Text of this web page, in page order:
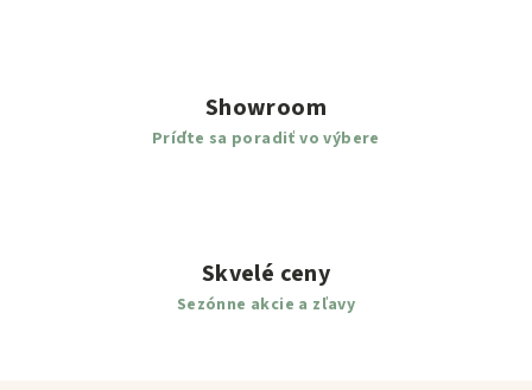
Showroom
Príďte sa poradiť vo výbere
Skvelé ceny
Sezónne akcie a zľavy